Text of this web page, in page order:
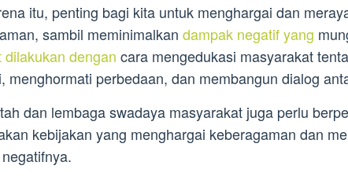
itu, penting bagi kita untuk menghargai dan
sambil meminimalkan dampak negatif yang
dilakukan dengan cara mengedukasi masyarakat
menghormati perbedaan, dan membangun dialog
dan lembaga swadaya masyarakat juga perlu
kebijakan yang menghargai keberagaman dan